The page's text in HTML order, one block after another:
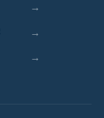
→
→
→